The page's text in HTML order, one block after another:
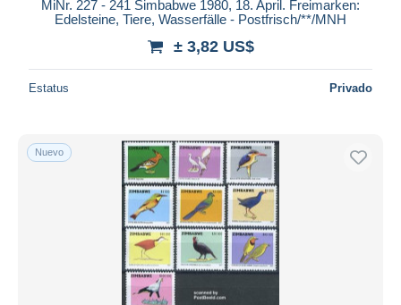
MiNr. 227 - 241 Simbabwe 1980, 18. April. Freimarken:
Edelsteine, Tiere, Wasserfälle - Postfrisch/**/MNH
± 3,82 US$
Estatus Privado
Nuevo